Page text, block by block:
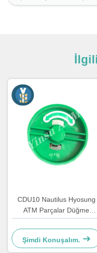
CDU10 Nautilus Hyosung
ATM Parçalar Düğme
dağıtıcısı 7310000709
Şimdi Konuşalım.